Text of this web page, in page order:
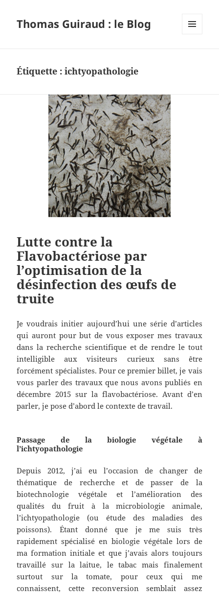
Thomas Guiraud : le Blog
Étiquette :ichtyopathologie
Lutte contre la
Flavobactériose par
l’optimisation de la
désinfection des œufs de
truite
Je voudrais initier aujourd’hui une série d’articles
qui auront pour but de vous exposer mes travaux
dans la recherche scientifique et de rendre le tout
intelligible aux visiteurs curieux sans être
forcément spécialistes. Pour ce premier billet, je vais
vous parler des travaux que nous avons publiés en
décembre 2015 sur la flavobactériose. Avant d’en
parler, je pose d’abord le contexte de travail.
Passage de la biologie végétale à
l’ichtyopathologie
Depuis 2012, j’ai eu l’occasion de changer de
thématique de recherche et de passer de la
biotechnologie végétale et l’amélioration des
qualités du fruit à la microbiologie animale,
l’ichtyopathologie (ou étude des maladies des
poissons). Étant donné que je me suis très
rapidement spécialisé en biologie végétale lors de
ma formation initiale et que j’avais alors toujours
travaillé sur la laitue, le tabac mais finalement
surtout sur la tomate, pour ceux qui me
connaissent, cette reconversion semblait assez